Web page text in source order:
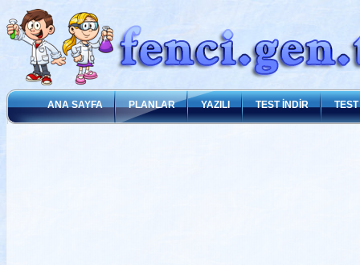
ANA SAYFA PLANLAR YAZILI TEST İNDİR